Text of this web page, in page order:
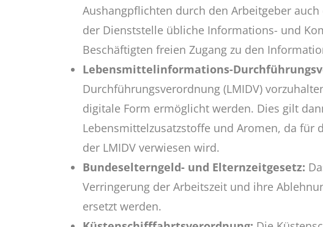
Aushangpflichten durch den Arbeitgeber
der Dienststelle übliche Informations- und
Beschäftigten freien Zugang zu den
Lebensmittelinformations-
Durchführungsverordnung (LMIDV)
digitale Form ermöglicht werden. Dies gilt
Lebensmittelzusatzstoffe und Aromen, da für
der LMIDV verwiesen wird.
Bundeselterngeld- und Elternzeitgesetz:
Verringerung der Arbeitszeit und ihre
ersetzt werden.